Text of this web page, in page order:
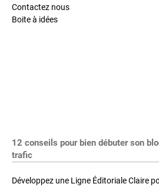
Contactez nous
Boite à idées
12 conseils pour bien débuter son
trafic
Développez une Ligne Éditoriale Claire